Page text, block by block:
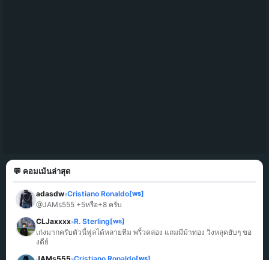
💬 คอมเม้นล่าสุด
adasdw»Cristiano Ronaldo[ws]
@JAMs555 +5หรือ+8 ครับ
CLJaxxxx»R. Sterling[ws]
เก่งมากครับตัวนี้ฟูลได้หลายทีม พริ้วคล่อง แถมมีม้าทอง วิ่งหลุดยับๆ ขอ
งดีย์
[ws]